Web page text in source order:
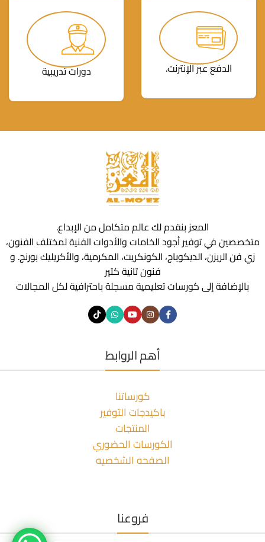
الدفع عبر الإنترنت. دورات تدريبية
المعز بنقدم لك عالم متكامل من الإبداع.
متخصصين في توفير أجود الخامات والأدوات الفنية لمختلف الفنون،
زي فن الريزن، الديكوباج، الكونكريت، المكرمية، والأكريليك بورنج. و
فنون تانية كتير
بالإضافة إلى كورسات تعليمية مسجلة باحترافية لكل المجالات
أهم الروابط
كورساتنا
باكيدجات التوفير
المنتجات
الكورسات الحضوري
الصفحه الشخصيه
فروعنا